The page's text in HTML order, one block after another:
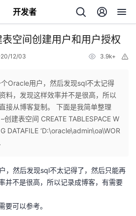
开发者
空间创建用户和用户授权
12/03 3.9k+
个Oracle用户，然后发现sql不太记得
料，发现这样效率并不是很高，所以
接从博客复制。 下面是我简单整理
建表空间 CREATE TABLESPACE W
DATAFILE ‘D:\oracle\admin\oa\WOR
，然后发现sql不太记得了，然后只能再
并不是很高，所以记录成博客，有需要
要可以参考。